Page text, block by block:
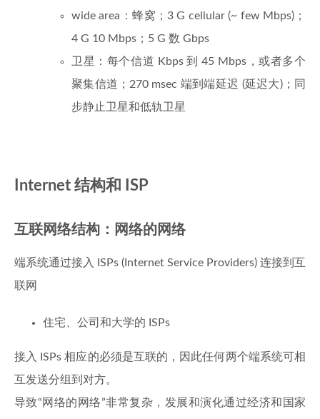
wide area：蜂窝；3 G cellular (~ few Mbps)；
4 G 10 Mbps；5 G 数 Gbps
卫星：每个信道 Kbps 到 45 Mbps，或者多个
聚集信道；270 msec 端到端延迟 (延迟大)；同
步静止卫星和低轨卫星
Internet 结构和 ISP
互联网络结构：网络的网络
端系统通过接入 ISPs (Internet Service Providers) 连接到互
联网
住宅、公司和大学的 ISPs
接入 ISPs 相应的必须是互联的，因此任何两个端系统可相
互发送分组到对方。
导致“网络的网络”非常复杂，发展和演化通过经济和国家